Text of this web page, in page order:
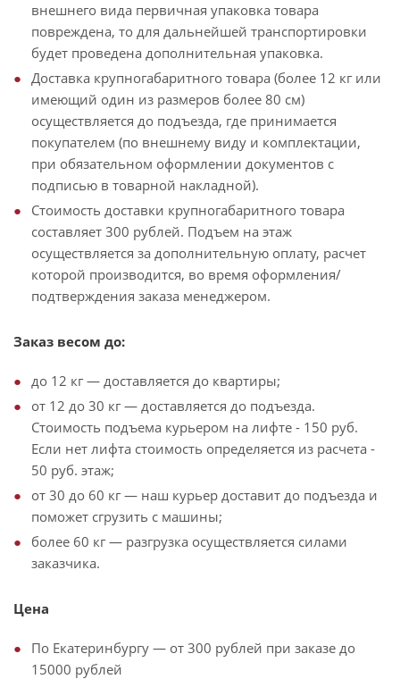
внешнего вида первичная упаковка товара
повреждена, то для дальнейшей транспортировки
будет проведена дополнительная упаковка.
Доставка крупногабаритного товара (более 12 кг или
имеющий один из размеров более 80 см)
осуществляется до подъезда, где принимается
покупателем (по внешнему виду и комплектации,
при обязательном оформлении документов с
подписью в товарной накладной).
Стоимость доставки крупногабаритного товара
составляет 300 рублей. Подъем на этаж
осуществляется за дополнительную оплату, расчет
которой производится, во время оформления/
подтверждения заказа менеджером.
Заказ весом до:
до 12 кг — доставляется до квартиры;
от 12 до 30 кг — доставляется до подъезда.
Стоимость подъема курьером на лифте - 150 руб.
Если нет лифта стоимость определяется из расчета -
50 руб. этаж;
от 30 до 60 кг — наш курьер доставит до подъезда и
поможет сгрузить с машины;
более 60 кг — разгрузка осуществляется силами
заказчика.
Цена
По Екатеринбургу — от 300 рублей при заказе до
15000 рублей